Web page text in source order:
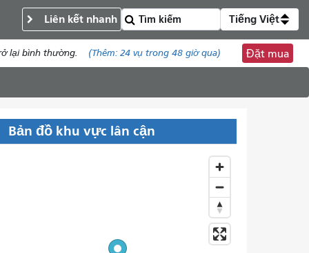
Liên kết nhanh Tiếng Việt
lại bình thường. (Thêm: 24 vụ trong 48 giờ qua) Đặt mua
Bản đồ khu vực lân cận